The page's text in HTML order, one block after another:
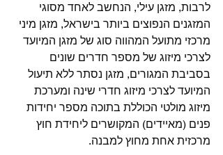
לרבות, מזגן עילי, הנחשב לאחד מסוגי
המזגנים הנפוצים ביותר בישראל, מזגן מיני
מרכזי מתועל המהווה סוג של מזגן המיועד
לצרכי מיזוג של מספר חדרים שונים
בסביבת המגורים, מזגן נסתר ללא תיעול
המיועד לצרכי מיזוג חדרי שינה ומערכת
מיזוג מולטי הכוללת בתוכה מספר יחידות
פנים (מאיידים) המקושרים ליחידת חוץ
מרכזית אחת מחוץ למבנה.